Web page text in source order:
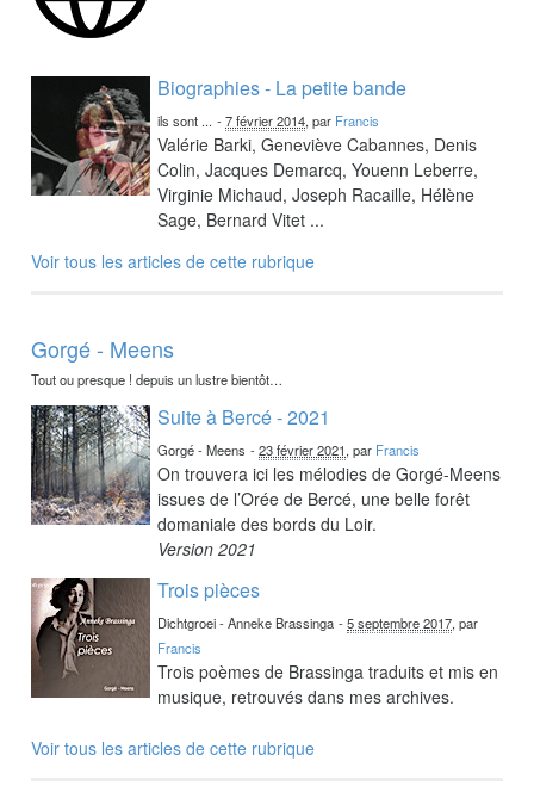
Biographies - La petite bande
ils sont ... -7 février 2014, par Francis
Valérie Barki, Geneviève Cabannes, Denis
Colin, Jacques Demarcq, Youenn Leberre,
Virginie Michaud, Joseph Racaille, Hélène
Sage, Bernard Vitet ...
Voir tous les articles de cette rubrique
Gorgé - Meens
Tout ou presque ! depuis un lustre bientôt…
Suite à Bercé - 2021
Gorgé - Meens -23 février 2021, par Francis
On trouvera ici les mélodies de Gorgé-Meens
issues de l’Orée de Bercé, une belle forêt
domaniale des bords du Loir.
Version 2021
Trois pièces
Dichtgroei - Anneke Brassinga -5 septembre 2017, par
Francis
Trois poèmes de Brassinga traduits et mis en
musique, retrouvés dans mes archives.
Voir tous les articles de cette rubrique